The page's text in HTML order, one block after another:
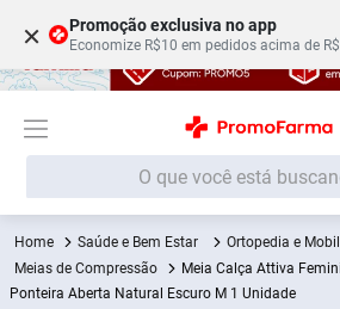
× Promoção exclusiva no app
Economize R$10 em pedidos acima de
O que você está buscando?
Saúde e Bem Estar
Ortopedia e
Meias de Compressão
Meia Calça Attiva
Ponteira Aberta Natural Escuro M 1 Unidade
Termos mais buscados
1º Fralda